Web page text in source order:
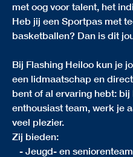
met oog voor talent, het
Heb jij een Sportpas met
basketballen? Dan is dit
Bij Flashing Heiloo kun je
een lidmaatschap en
bent of al ervaring hebt: bij
enthousiast team, werk je
veel plezier.
Zij bieden:
- Jeugd- en